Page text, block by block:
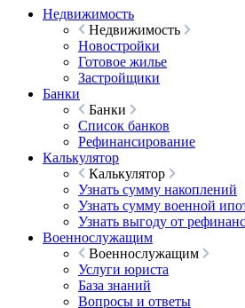
Недвижимость
Недвижимость
Новостройки
Готовое жилье
Застройщики
Банки
Банки
Список банков
Рефинансирование
Калькулятор
Калькулятор
Узнать сумму накоплений
Узнать сумму военной
Узнать выгоду от
Военнослужащим
Военнослужащим
Услуги юриста
База знаний
Вопросы и ответы